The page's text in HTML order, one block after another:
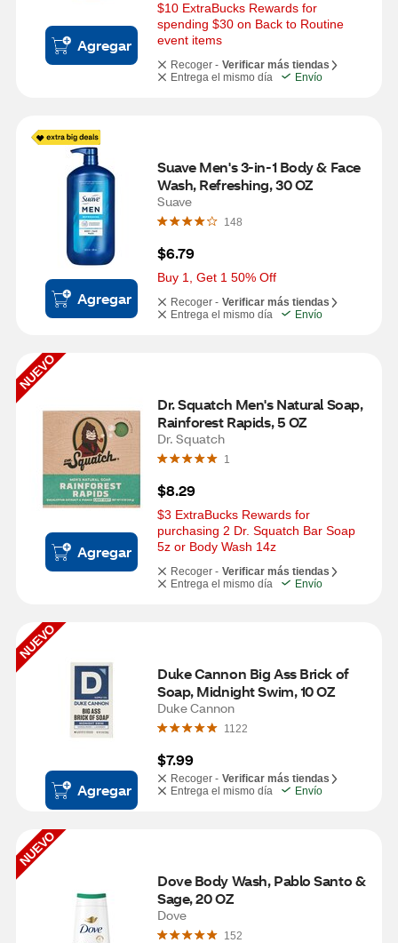
Agregar
$10 ExtraBucks Rewards for
spending $30 on Back to Routine
event items
Recoger - Verificar más tiendas
Entrega el mismo día
Envío
Agregar
Suave Men's 3-in-1 Body & Face
Wash, Refreshing, 30 OZ
Suave
148
$6.79
Buy 1, Get 1 50% Off
Recoger - Verificar más tiendas
Entrega el mismo día
Envío
NUEVO
Agregar
Dr. Squatch Men's Natural Soap,
Rainforest Rapids, 5 OZ
Dr. Squatch
1
$8.29
$3 ExtraBucks Rewards for
purchasing 2 Dr. Squatch Bar Soap
5z or Body Wash 14z
Recoger - Verificar más tiendas
Entrega el mismo día
Envío
NUEVO
Agregar
Duke Cannon Big Ass Brick of
Soap, Midnight Swim, 10 OZ
Duke Cannon
1122
$7.99
Recoger - Verificar más tiendas
Entrega el mismo día
Envío
NUEVO
Dove Body Wash, Pablo Santo &
Sage, 20 OZ
Dove
152